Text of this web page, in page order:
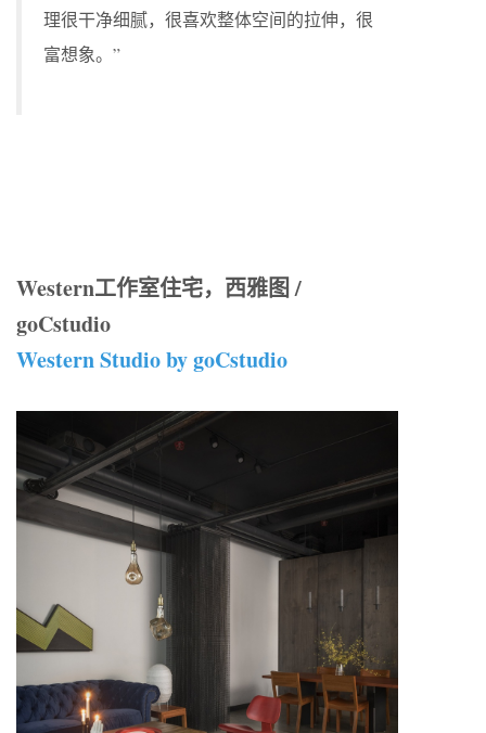
理很干净细腻，很喜欢整体空间的拉伸，很
富想象。”
Western工作室住宅，西雅图 /
goCstudio
Western Studio by goCstudio